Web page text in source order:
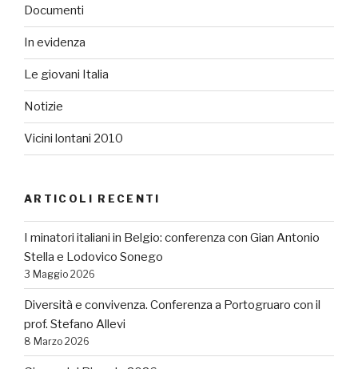
Documenti
In evidenza
Le giovani Italia
Notizie
Vicini lontani 2010
ARTICOLI RECENTI
I minatori italiani in Belgio: conferenza con Gian Antonio
Stella e Lodovico Sonego
3 Maggio 2026
Diversità e convivenza. Conferenza a Portogruaro con il
prof. Stefano Allevi
8 Marzo 2026